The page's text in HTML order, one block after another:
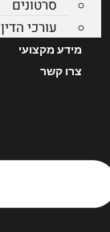
סרטונים
עורכי הדין
מידע מקצועי
צרו קשר